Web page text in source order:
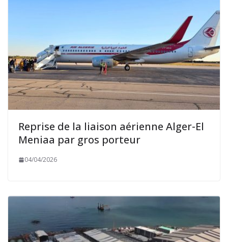
Reprise de la liaison aérienne Alger-El
Meniaa par gros porteur
04/04/2026